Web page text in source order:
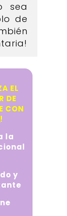
sea
de
EL
DE
CON
!
la
y